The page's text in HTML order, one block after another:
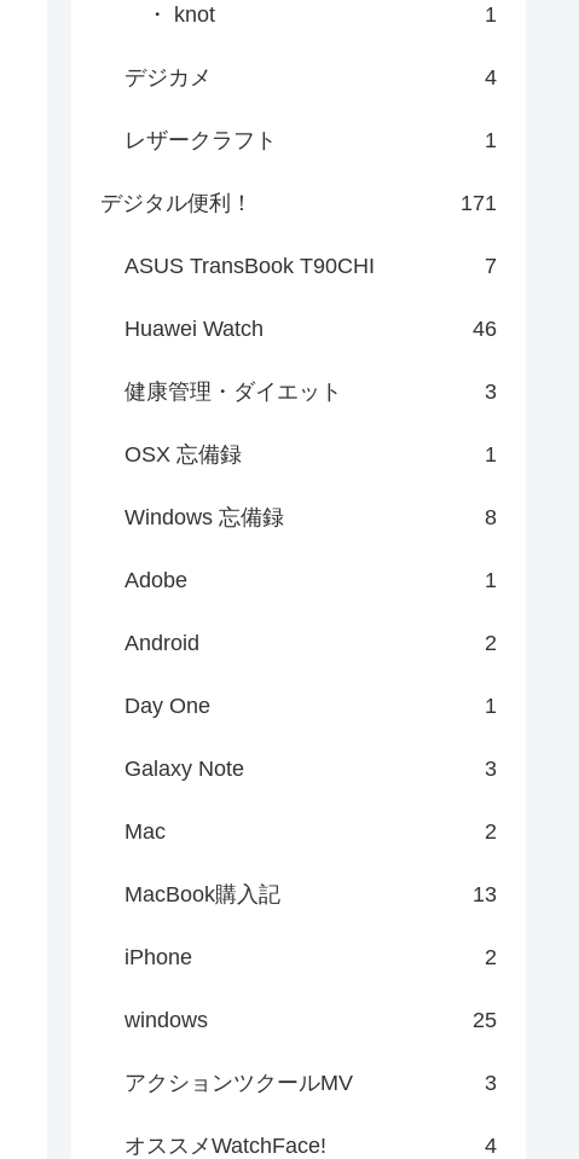
・ knot 1
デジカメ 4
レザークラフト 1
デジタル便利！ 171
ASUS TransBook T90CHI 7
Huawei Watch 46
健康管理・ダイエット 3
OSX 忘備録 1
Windows 忘備録 8
Adobe 1
Android 2
Day One 1
Galaxy Note 3
Mac 2
MacBook購入記 13
iPhone 2
windows 25
アクションツクールMV 3
オススメWatchFace! 4